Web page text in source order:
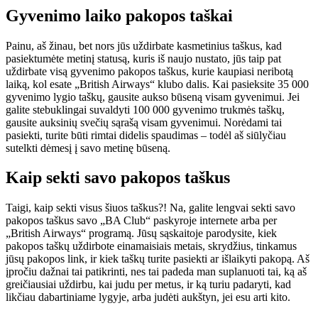
Gyvenimo laiko pakopos taškai
Painu, aš žinau, bet nors jūs uždirbate kasmetinius taškus, kad
pasiektumėte metinį statusą, kuris iš naujo nustato, jūs taip pat
uždirbate visą gyvenimo pakopos taškus, kurie kaupiasi neribotą
laiką, kol esate „British Airways“ klubo dalis. Kai pasieksite 35 000
gyvenimo lygio taškų, gausite aukso būseną visam gyvenimui. Jei
galite stebuklingai suvaldyti 100 000 gyvenimo trukmės taškų,
gausite auksinių svečių sąrašą visam gyvenimui. Norėdami tai
pasiekti, turite būti rimtai didelis spaudimas – todėl aš siūlyčiau
sutelkti dėmesį į savo metinę būseną.
Kaip sekti savo pakopos taškus
Taigi, kaip sekti visus šiuos taškus?! Na, galite lengvai sekti savo
pakopos taškus savo „BA Club“ paskyroje internete arba per
„British Airways“ programą. Jūsų sąskaitoje parodysite, kiek
pakopos taškų uždirbote einamaisiais metais, skrydžius, tinkamus
jūsų pakopos link, ir kiek taškų turite pasiekti ar išlaikyti pakopą. Aš
įpročiu dažnai tai patikrinti, nes tai padeda man suplanuoti tai, ką aš
greičiausiai uždirbu, kai judu per metus, ir ką turiu padaryti, kad
likčiau dabartiniame lygyje, arba judėti aukštyn, jei esu arti kito.